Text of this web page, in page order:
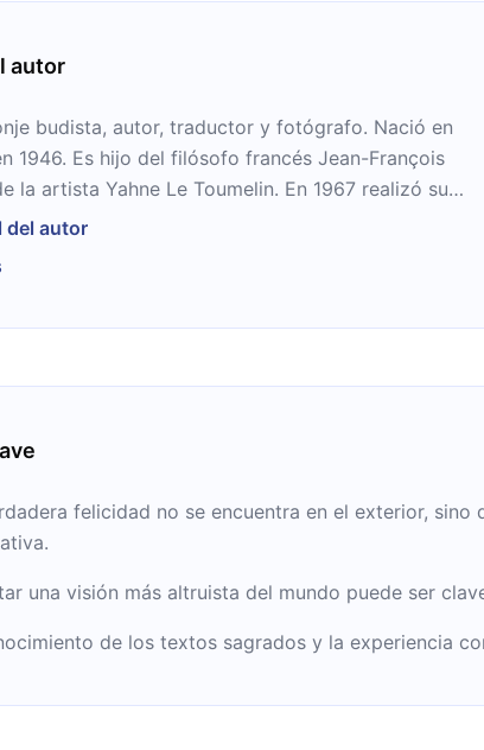
autor
budista, autor, traductor y fotógrafo. Nació en
1946. Es hijo del filósofo francés Jean-François
la artista Yahne Le Toumelin. En 1967 realizó su
a la India, donde se reunió con grandes
celular, en 1972, se trasladó a la región del Himalaya,
del autor
felicidad no se encuentra en el exterior,
una visión más altruista del mundo puede ser
de los textos sagrados y la experiencia